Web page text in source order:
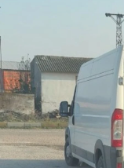
Resmi İlanlar
Rüya Tabirleri
Sağlık